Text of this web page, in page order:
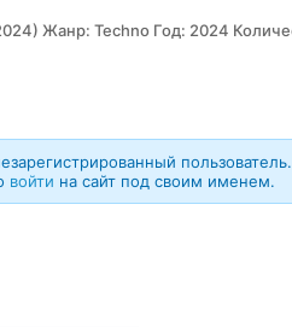
пользователь.
войти на сайт под своим именем.